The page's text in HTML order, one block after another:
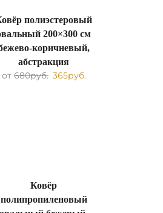
полиэстеровый
200×300 см
коричневый,
абстракция
от 680руб. 365руб.
Ковёр
полипропиленовый